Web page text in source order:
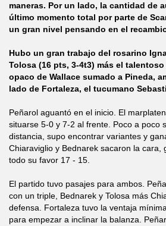
maneras. Por un lado, la cantidad de
último momento total por parte de
un gran nivel pensando en el
Hubo un gran trabajo del rosarino
Tolosa (16 pts, 3-4t3) más el
opaco de Wallace sumado a Pineda,
lado de Fortaleza, el tucumano
Peñarol aguantó en el inicio. El
situarse 5-0 y 7-2 al frente. Poco a poco
distancia, supo encontrar variantes y
Chiaraviglio y Bednarek sacaron la
todo su favor 17 - 15.
El partido tuvo pasajes para ambos.
con un triple, Bednarek y Tolosa más
defensa. Fortaleza tuvo la ventaja
para empezar a inclinar la balanza.